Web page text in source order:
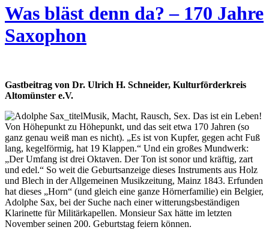
Was bläst denn da? – 170 Jahre
Saxophon
Gastbeitrag von Dr. Ulrich H. Schneider, Kulturförderkreis
Altomünster e.V.
Musik, Macht, Rausch, Sex. Das ist ein Leben!
Von Höhepunkt zu Höhepunkt, und das seit etwa 170 Jahren (so
ganz genau weiß man es nicht). „Es ist von Kupfer, gegen acht Fuß
lang, kegelförmig, hat 19 Klappen.“ Und ein großes Mundwerk:
„Der Umfang ist drei Oktaven. Der Ton ist sonor und kräftig, zart
und edel.“ So weit die Geburtsanzeige dieses Instruments aus Holz
und Blech in der Allgemeinen Musikzeitung, Mainz 1843. Erfunden
hat dieses „Horn“ (und gleich eine ganze Hörnerfamilie) ein Belgier,
Adolphe Sax, bei der Suche nach einer witterungsbeständigen
Klarinette für Militärkapellen. Monsieur Sax hätte im letzten
November seinen 200. Geburtstag feiern können.